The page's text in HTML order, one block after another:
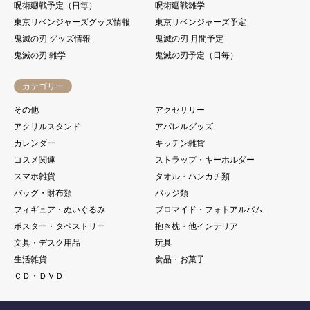
呪術廻戦予定（日毎）
呪術廻戦雑学
東京リベンジャーズグッズ情報
東京リベンジャーズ予定
鬼滅の刃 グッズ情報
鬼滅の刃 月間予定
鬼滅の刃 雑学
鬼滅の刃予定（日毎）
カテゴリー
その他
アクセサリー
アクリルスタンド
アパレルグッズ
カレンダー
キッチン雑貨
コスメ関連
ストラップ・キーホルダー
スマホ雑貨
タオル・ハンカチ類
バッグ・財布類
バッジ類
フィギュア・ぬいぐるみ
ブロマイド・フォトアルバム
ポスター・タペストリー
抱き枕・他インテリア
文具・デスク用品
玩具
生活雑貨
食品・お菓子
ＣＤ・ＤＶＤ